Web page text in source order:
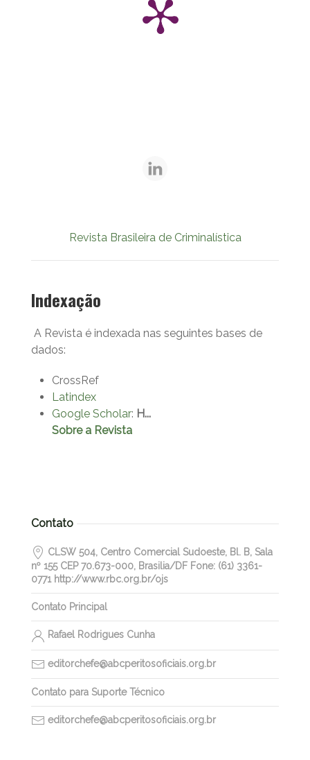
Revista Brasileira de Criminalística
Indexação
A Revista é indexada nas seguintes bases de
dados:
CrossRef
Latindex
Google Scholar: H...
Sobre a Revista
Contato
CLSW 504, Centro Comercial Sudoeste, Bl. B, Sala
nº 155 CEP 70.673-000, Brasilia/DF Fone: (61) 3361-
0771 http://www.rbc.org.br/ojs
Contato Principal
Rafael Rodrigues Cunha
editorchefe@abcperitosoficiais.org.br
Contato para Suporte Técnico
editorchefe@abcperitosoficiais.org.br